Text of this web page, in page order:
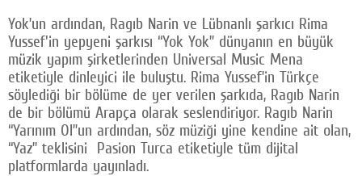
Yok’un ardından, Ragıb Narin ve Lübnanlı şarkıcı Rima
Yussef'in yepyeni şarkısı “Yok Yok” dünyanın en büyük
müzik yapım şirketlerinden Universal Music Mena
etiketiyle dinleyici ile buluştu. Rima Yussef’in Türkçe
söylediği bir bölüme de yer verilen şarkıda, Ragıb Narin
de bir bölümü Arapça olarak seslendiriyor. Ragıb Narin
“Yarınım Ol”un ardından, söz müziği yine kendine ait olan,
“Yaz” teklisini Pasion Turca etiketiyle tüm dijital
platformlarda yayınladı.